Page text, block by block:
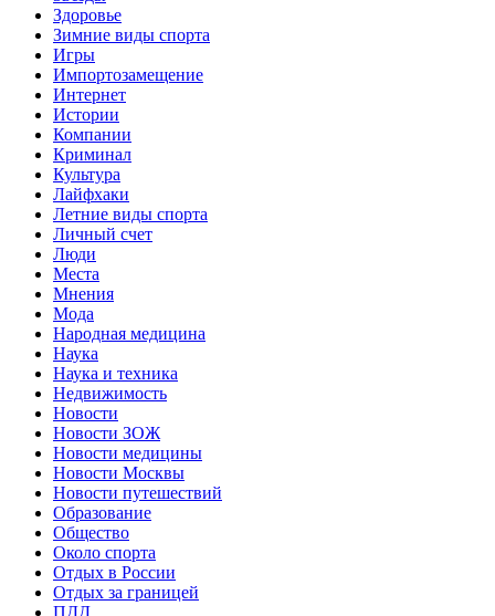
Здоровье
Зимние виды спорта
Игры
Импортозамещение
Интернет
Истории
Компании
Криминал
Культура
Лайфхаки
Летние виды спорта
Личный счет
Люди
Места
Мнения
Мода
Народная медицина
Наука
Наука и техника
Недвижимость
Новости
Новости ЗОЖ
Новости медицины
Новости Москвы
Новости путешествий
Образование
Общество
Около спорта
Отдых в России
Отдых за границей
ПДД